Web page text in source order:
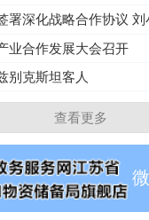
署深化战略合作协议 刘
业合作发展大会召开
别克斯坦客人
查看更多